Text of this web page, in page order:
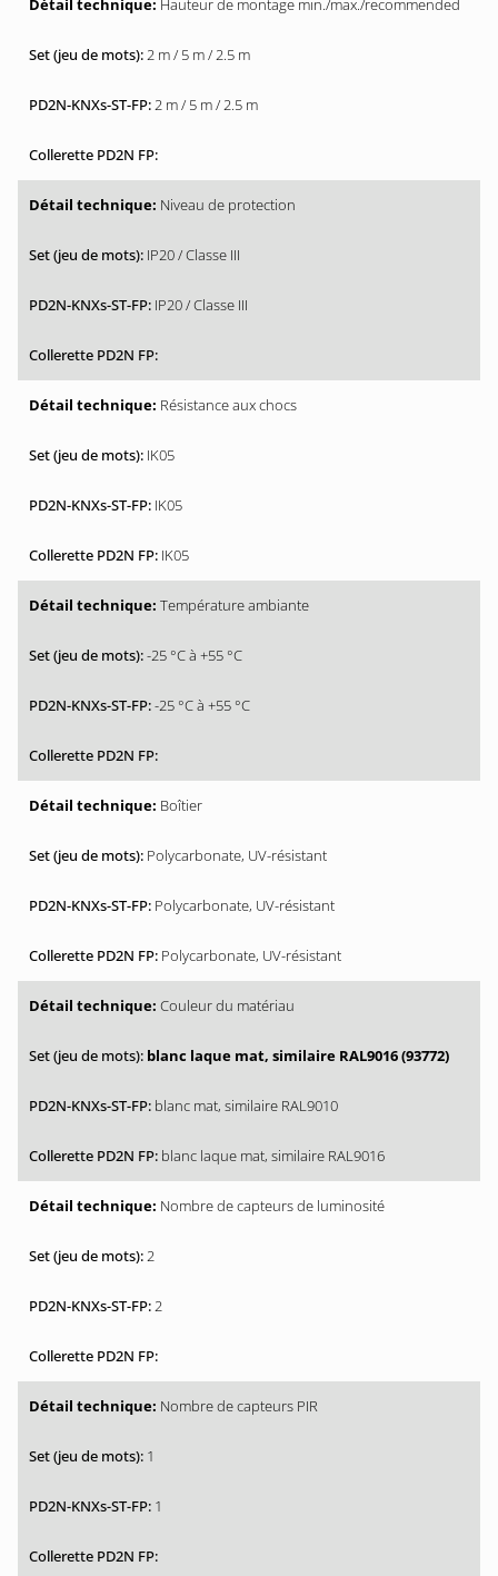
Hauteur de montage min./max./recommended
2 m / 5 m / 2.5 m
2 m / 5 m / 2.5 m
Niveau de protection
IP20 / Classe III
IP20 / Classe III
Résistance aux chocs
IK05
IK05
IK05
Température ambiante
-25 °C à +55 °C
-25 °C à +55 °C
Boîtier
Polycarbonate, UV-résistant
Polycarbonate, UV-résistant
Polycarbonate, UV-résistant
Couleur du matériau
blanc laque mat, similaire RAL9016 (93772)
blanc mat, similaire RAL9010
blanc laque mat, similaire RAL9016
Nombre de capteurs de luminosité
2
2
Nombre de capteurs PIR
1
1